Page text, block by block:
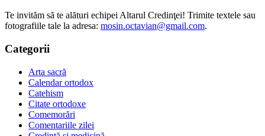
Te invităm să te alături echipei Altarul Credinţei! Trimite textele sau
fotografiile tale la adresa: mosin.octavian@gmail.com.
Categorii
Arta sacră
Calendar ortodox
Catehism
Citate ortodoxe
Comemorări
Comentariile zilei